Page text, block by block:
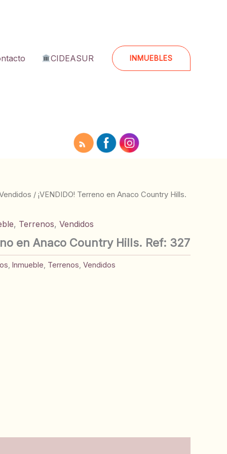
CIDEASUR INMUEBLES
/ ¡VENDIDO! Terreno en Anaco Country Hills.
, Terrenos, Vendidos
en Anaco Country Hills. Ref: 327
Inmueble Terrenos Vendidos